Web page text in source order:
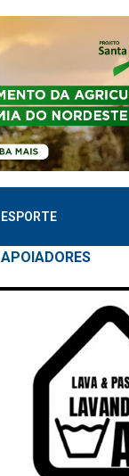
ESPORTE
APOIADORES